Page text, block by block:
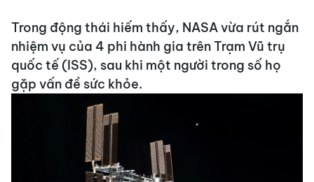
Trong động thái hiếm thấy, NASA vừa rút ngắn
nhiệm vụ của 4 phi hành gia trên Trạm Vũ trụ
quốc tế (ISS), sau khi một người trong số họ
gặp vấn đề sức khỏe.